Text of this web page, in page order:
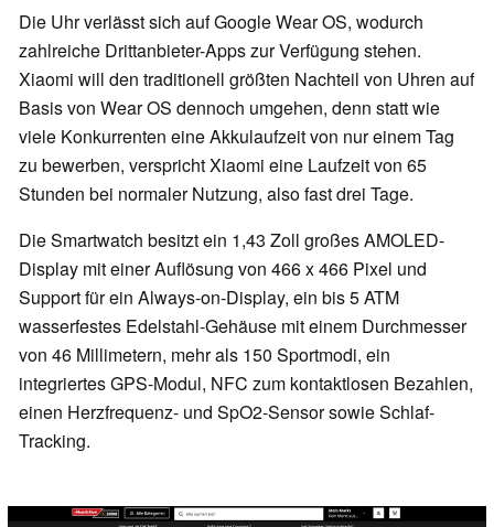
Die Uhr verlässt sich auf Google Wear OS, wodurch
zahlreiche Drittanbieter-Apps zur Verfügung stehen.
Xiaomi will den traditionell größten Nachteil von Uhren auf
Basis von Wear OS dennoch umgehen, denn statt wie
viele Konkurrenten eine Akkulaufzeit von nur einem Tag
zu bewerben, verspricht Xiaomi eine Laufzeit von 65
Stunden bei normaler Nutzung, also fast drei Tage.
Die Smartwatch besitzt ein 1,43 Zoll großes AMOLED-
Display mit einer Auflösung von 466 x 466 Pixel und
Support für ein Always-on-Display, ein bis 5 ATM
wasserfestes Edelstahl-Gehäuse mit einem Durchmesser
von 46 Millimetern, mehr als 150 Sportmodi, ein
integriertes GPS-Modul, NFC zum kontaktlosen Bezahlen,
einen Herzfrequenz- und SpO2-Sensor sowie Schlaf-
Tracking.